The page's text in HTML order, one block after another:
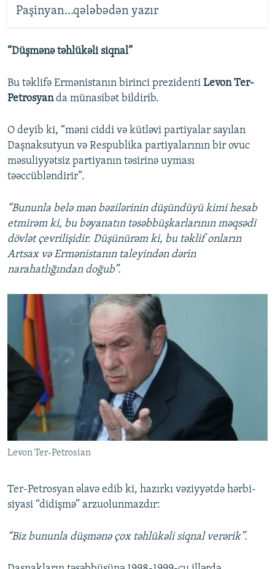
Paşinyan...qələbədən yazır
“Düşmənə təhlükəli siqnal”
Bu təklifə Ermənistanın birinci prezidenti Levon Ter-
Petrosyanda münasibət bildirib.
O deyib ki, “məni ciddi və kütləvi partiyalar sayılan
Daşnaksutyun və Respublika partiyalarının bir ovuc
məsuliyyətsiz partiyanın təsirinə uyması
təəccübləndirir”.
“Bununla belə mən bəzilərinin düşündüyü kimi hesab
etmirəm ki, bu bəyanatın təsəbbüşkarlarının məqsədi
dövlət çevrilişidir. Düşünürəm ki, bu təklif onların
Artsax və Ermənistanın taleyindən dərin
narahatlığından doğub”.
Levon Ter-Petrosian
Ter-Petrosyan əlavə edib ki, hazırkı vəziyyətdə hərbi-
siyasi “didişmə” arzuolunmazdır:
“Biz bununla düşmənə çox təhlükəli siqnal verərik”.